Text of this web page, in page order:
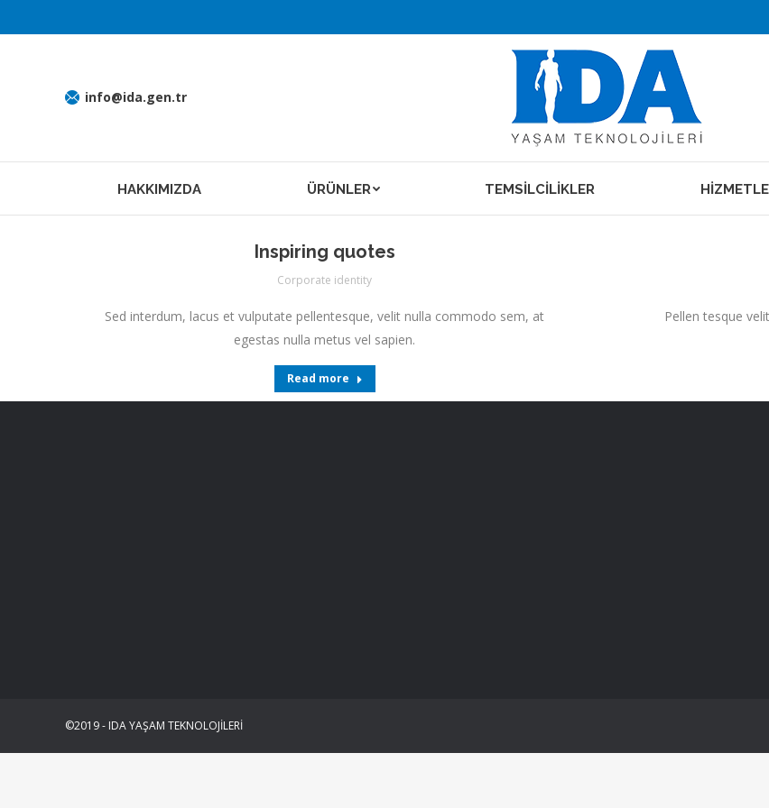
info@ida.gen.tr
HAKKIMIZDA ÜRÜNLER TEMSİLCİLİKLER
Inspiring quotes
Corporate identity
Sed interdum, lacus et vulputate pellentesque, velit nulla commodo sem, at
egestas nulla metus vel sapien.
Read more
Pellen tesque
©2019 - IDA YAŞAM TEKNOLOJİLERİ